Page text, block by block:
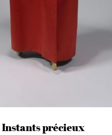
Instants précieux